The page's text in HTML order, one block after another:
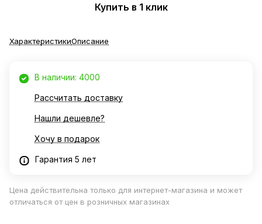
Купить в 1 клик
ХарактеристикиОписание
В наличии: 4000
Рассчитать доставку
Нашли дешевле?
Хочу в подарок
Гарантия 5 лет
Цена действительна только для интернет-магазина и может
отличаться от цен в розничных магазинах